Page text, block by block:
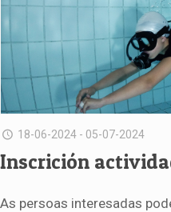
18-06-2024 - 05-07-2024
Inscrición
As persoas interesadas